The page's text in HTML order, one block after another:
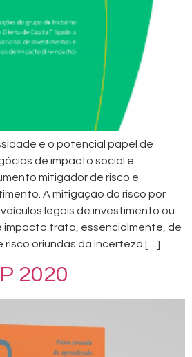
e o potencial papel de
de impacto social e
mitigador de risco e
A mitigação do risco por
legais de investimento ou
impacto trata, essencialmente, de
risco oriundas da incerteza […]
2020